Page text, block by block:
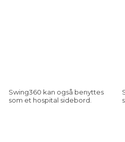
Swing360 kan også benyttes
som et hospital sidebord.